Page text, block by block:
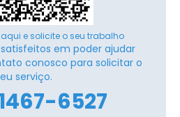
e solicite o seu trabalho
em poder ajudar
conosco para solicitar o
serviço.
6527